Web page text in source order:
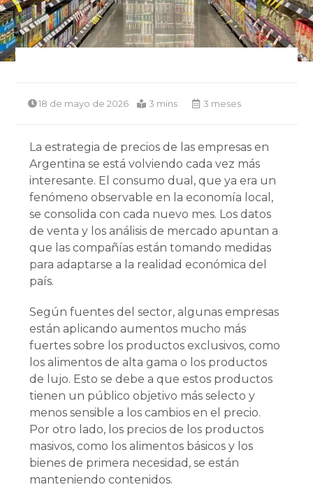
18 de mayo de 2026 3 mins 3 meses
La estrategia de precios de las empresas en
Argentina se está volviendo cada vez más
interesante. El consumo dual, que ya era un
fenómeno observable en la economía local,
se consolida con cada nuevo mes. Los datos
de venta y los análisis de mercado apuntan a
que las compañías están tomando medidas
para adaptarse a la realidad económica del
país.
Según fuentes del sector, algunas empresas
están aplicando aumentos mucho más
fuertes sobre los productos exclusivos, como
los alimentos de alta gama o los productos
de lujo. Esto se debe a que estos productos
tienen un público objetivo más selecto y
menos sensible a los cambios en el precio.
Por otro lado, los precios de los productos
masivos, como los alimentos básicos y los
bienes de primera necesidad, se están
manteniendo contenidos.